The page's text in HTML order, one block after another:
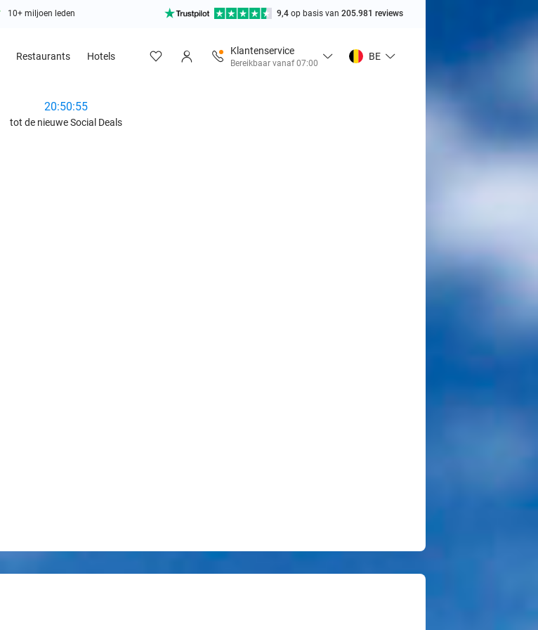
10+ miljoen leden 9,4 op basis van 205.981 reviews
Restaurants Hotels
Klantenservice
Bereikbaar vanaf 07:00
BE
20:50:54
tot de nieuwe Social Deals